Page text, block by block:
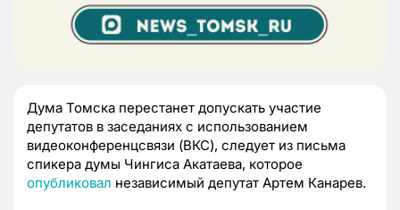
Дума Томска перестанет допускать участие
депутатов в заседаниях с использованием
видеоконференцсвязи (ВКС), следует из письма
спикера думы Чингиса Акатаева, которое
опубликовал независимый депутат Артем Канарев.